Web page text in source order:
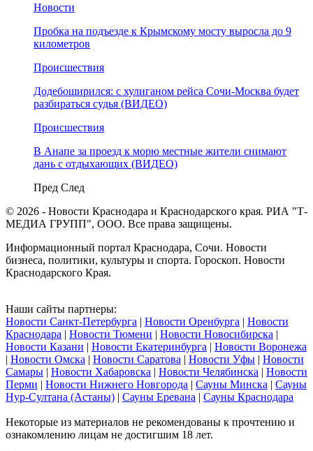
Новости
Пробка на подъезде к Крымскому мосту выросла до 9
километров
Происшествия
Додебоширился: с хулиганом рейса Сочи-Москва будет
разбираться судья (ВИДЕО)
Происшествия
В Анапе за проезд к морю местные жители снимают
дань с отдыхающих (ВИДЕО)
Пред След
© 2026 - Новости Краснодара и Краснодарского края. РИА "Т-
МЕДИА ГРУПП", ООО. Все права защищены.
Информационный портал Краснодара, Сочи. Новости
бизнеса, политики, культуры и спорта. Гороскоп. Новости
Краснодарского Края.
Наши сайты партнеры:
Новости Санкт-Петербурга | Новости Оренбурга | Новости
Краснодара | Новости Тюмени | Новости Новосибирска |
Новости Казани | Новости Екатеринбурга | Новости Воронежа
| Новости Омска | Новости Саратова | Новости Уфы | Новости
Самары | Новости Хабаровска | Новости Челябинска | Новости
Перми | Новости Нижнего Новгорода | Сауны Минска | Сауны
Нур-Султана (Астаны) | Сауны Еревана | Сауны Краснодара
Некоторые из материалов не рекомендованы к прочтению и
ознакомлению лицам не достигшим 18 лет.